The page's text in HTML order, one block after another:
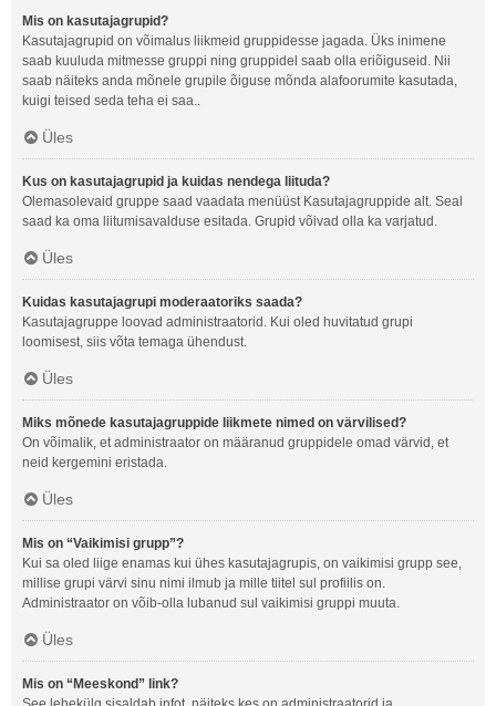
Mis on kasutajagrupid?
Kasutajagrupid on võimalus liikmeid gruppidesse jagada. Üks inimene
saab kuuluda mitmesse gruppi ning gruppidel saab olla eriõiguseid. Nii
saab näiteks anda mõnele grupile õiguse mõnda alafoorumite kasutada,
kuigi teised seda teha ei saa..
Üles
Kus on kasutajagrupid ja kuidas nendega liituda?
Olemasolevaid gruppe saad vaadata menüüst Kasutajagruppide alt. Seal
saad ka oma liitumisavalduse esitada. Grupid võivad olla ka varjatud.
Üles
Kuidas kasutajagrupi moderaatoriks saada?
Kasutajagruppe loovad administraatorid. Kui oled huvitatud grupi
loomisest, siis võta temaga ühendust.
Üles
Miks mõnede kasutajagruppide liikmete nimed on värvilised?
On võimalik, et administraator on määranud gruppidele omad värvid, et
neid kergemini eristada.
Üles
Mis on “Vaikimisi grupp”?
Kui sa oled liige enamas kui ühes kasutajagrupis, on vaikimisi grupp see,
millise grupi värvi sinu nimi ilmub ja mille tiitel sul profiilis on.
Administraator on võib-olla lubanud sul vaikimisi gruppi muuta.
Üles
Mis on “Meeskond” link?